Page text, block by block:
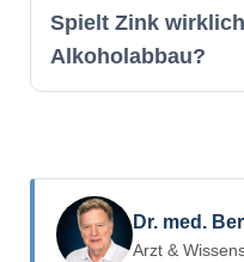
Spielt Zink
Alkoholabbau?
Dr. med.
Arzt &